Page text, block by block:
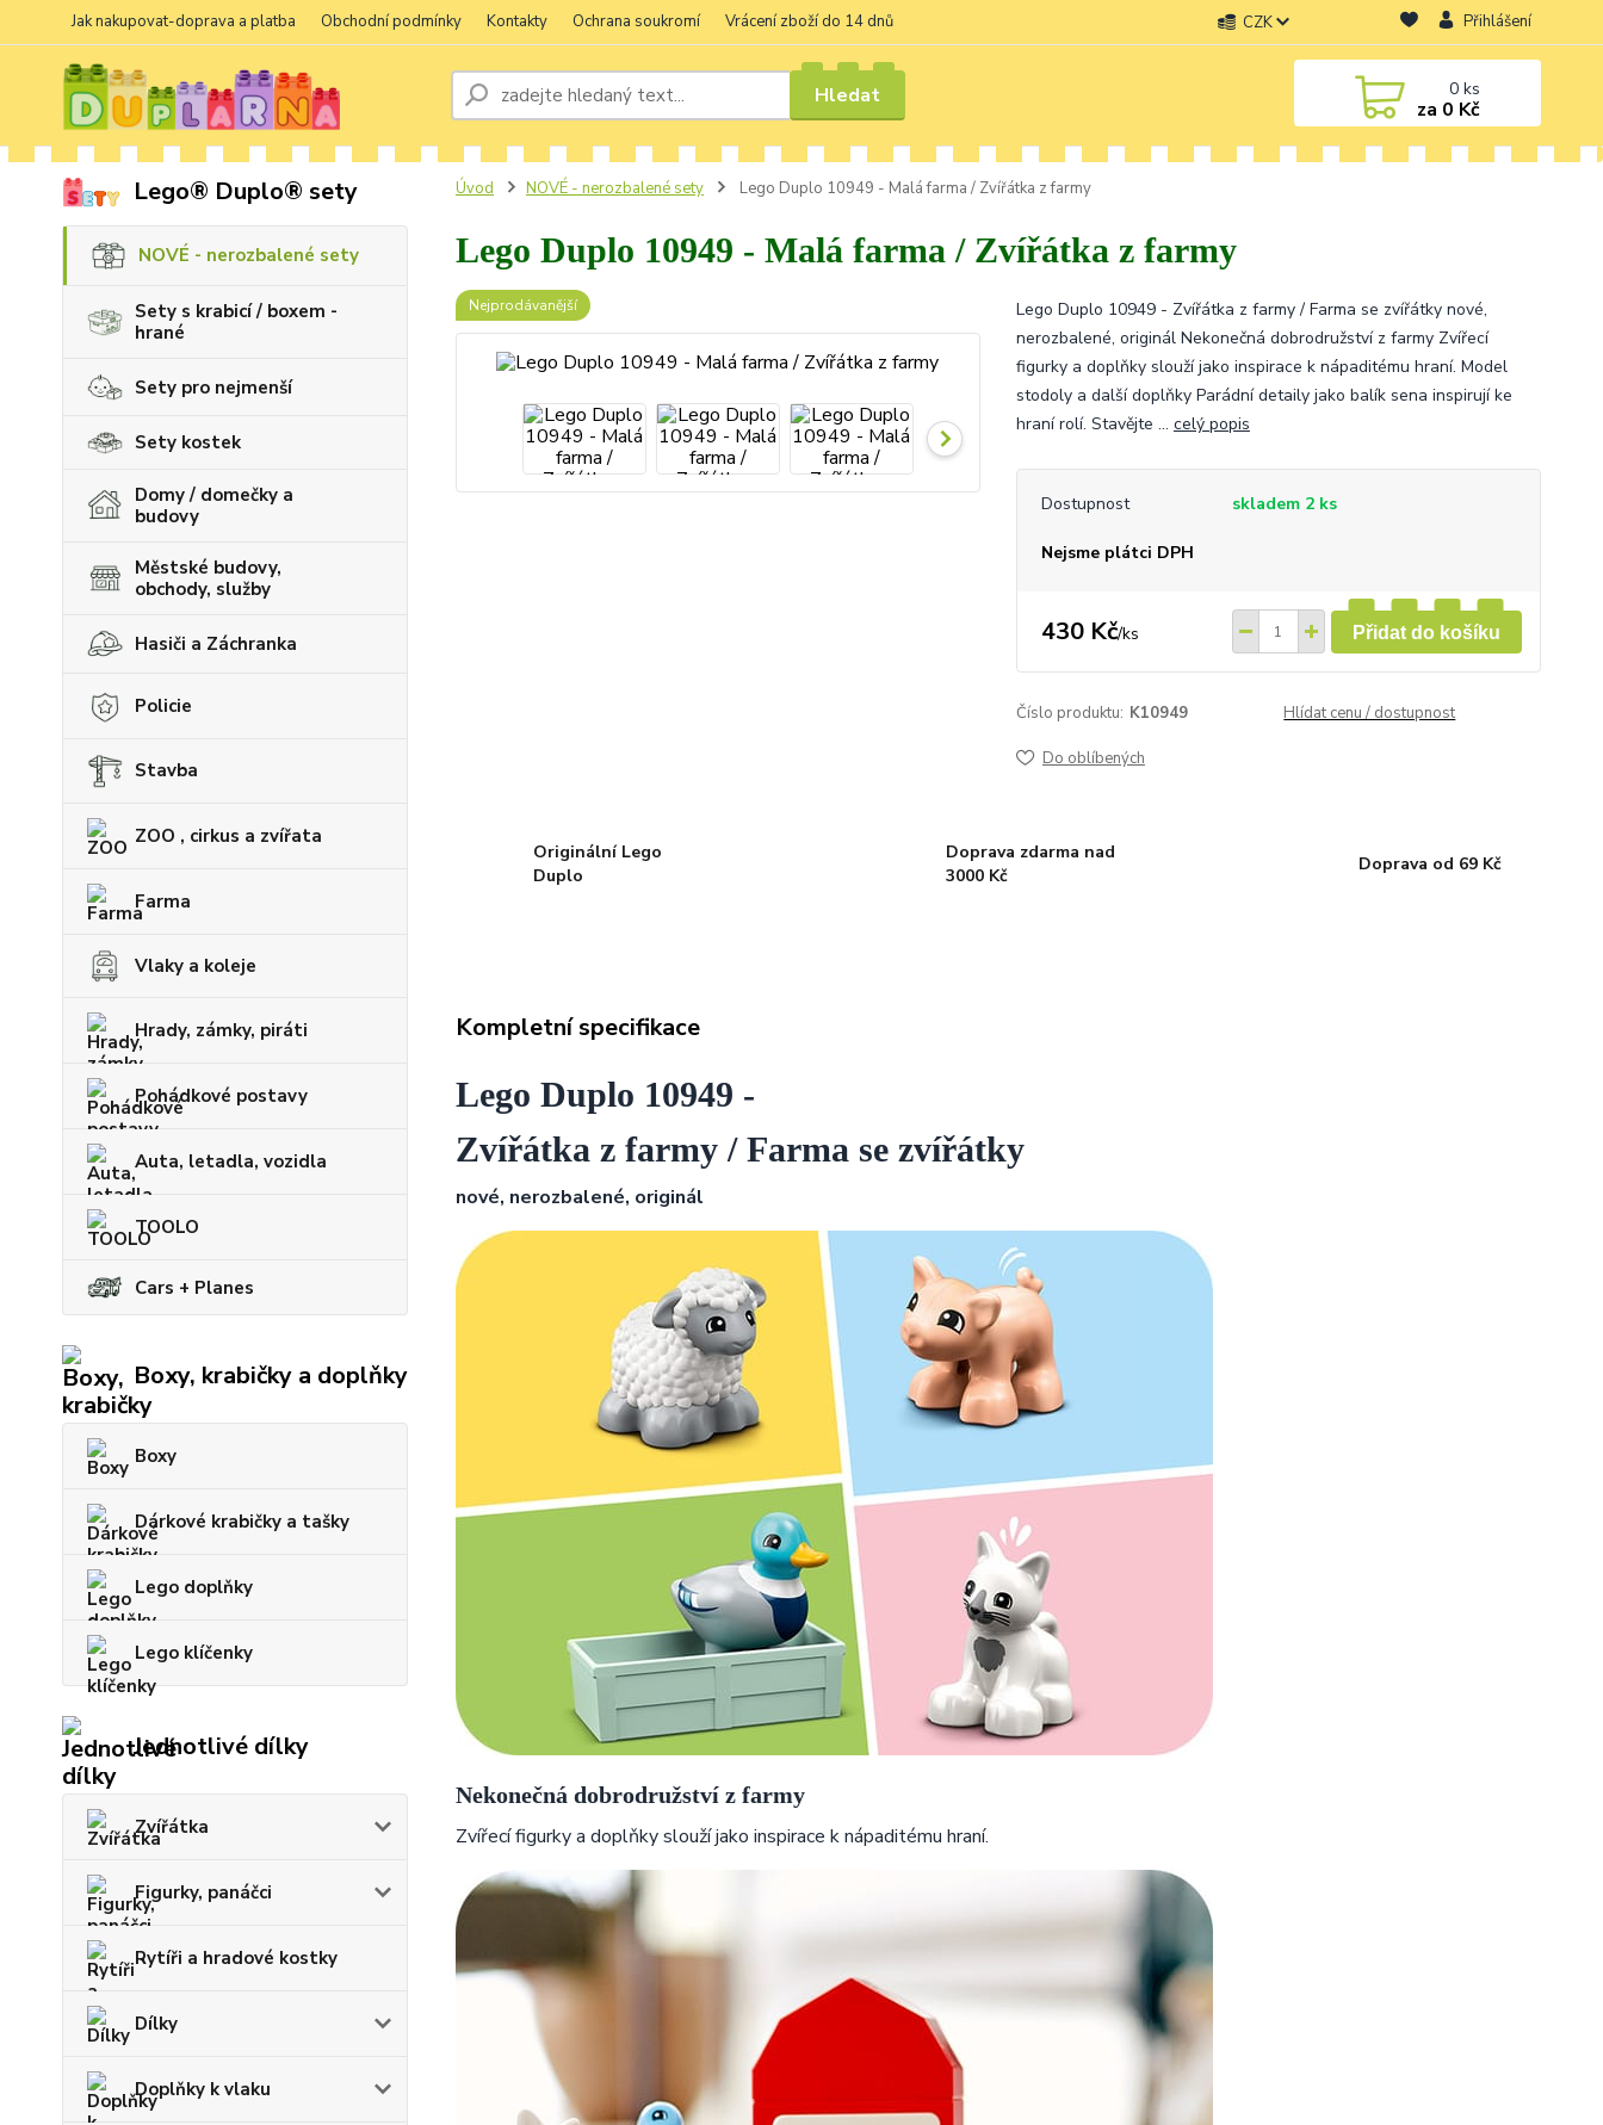
Jak nakupovat-doprava a platba Obchodní podmínky Kontakty Ochrana soukromí Vrácení zboží do 14 dnů CZK Přihlášení
Hledat 0ks
za 0 Kč
Lego® Duplo® sety
NOVÉ - nerozbalené sety
Sety s krabicí / boxem -
hrané
Sety pro nejmenší
Sety kostek
Domy / domečky a
budovy
Městské budovy,
obchody, služby
Hasiči a Záchranka
Policie
Stavba
ZOO , cirkus a zvířata
Farma
Vlaky a koleje
Hrady, zámky, piráti
Pohádkové postavy
Auta, letadla, vozidla
TOOLO
Cars + Planes
Boxy, krabičky a doplňky
Boxy
Dárkové krabičky a tašky
Lego doplňky
Lego klíčenky
Jednotlivé dílky
Zvířátka
Figurky, panáčci
Rytíři a hradové kostky
Dílky
Doplňky k vlaku
Úvod NOVÉ - nerozbalené sety Lego Duplo 10949 - Malá farma / Zvířátka z farmy
Lego Duplo 10949 - Malá farma / Zvířátka z farmy
Nejprodávanější
Lego Duplo 10949 - Zvířátka z farmy / Farma se zvířátky nové,
nerozbalené, originál Nekonečná dobrodružství z farmy Zvířecí
figurky a doplňky slouží jako inspirace k nápaditému hraní. Model
stodoly a další doplňky Parádní detaily jako balík sena inspirují ke
hraní rolí. Stavějte ... celý popis
Dostupnost skladem 2 ks
Nejsme plátci DPH
430 Kč/ks Přidat do košíku
Číslo produktu: K10949 Hlídat cenu / dostupnost
Do oblíbených
Originální Lego
Duplo
Doprava zdarma nad
3000 Kč
Doprava od 69 Kč
Kompletní specifikace
Lego Duplo 10949 -
Zvířátka z farmy / Farma se zvířátky
nové, nerozbalené, originál
Nekonečná dobrodružství z farmy
Zvířecí figurky a doplňky slouží jako inspirace k nápaditému hraní.